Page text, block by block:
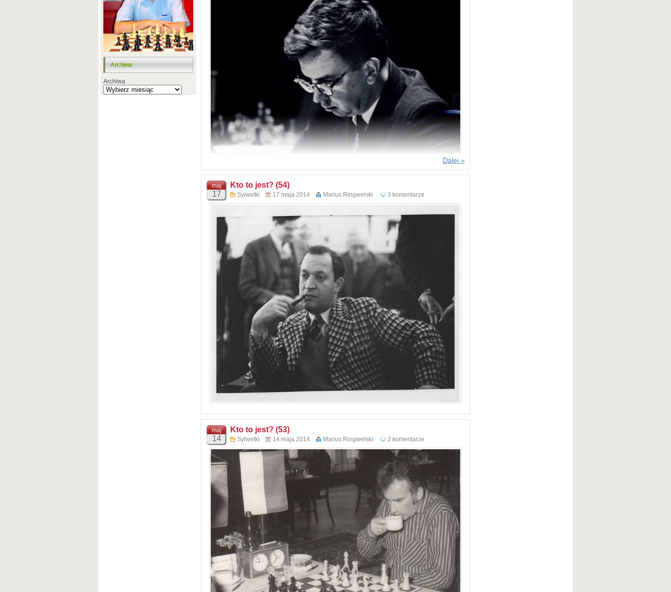
Archiwa
Archiwa
Dalej »
maj
17
Kto to jest? (54)
Sylwetki 17 maja 2014 Marius Ringwelski 3 komentarze
maj
14
Kto to jest? (53)
Sylwetki 14 maja 2014 Marius Ringwelski 2 komentarze